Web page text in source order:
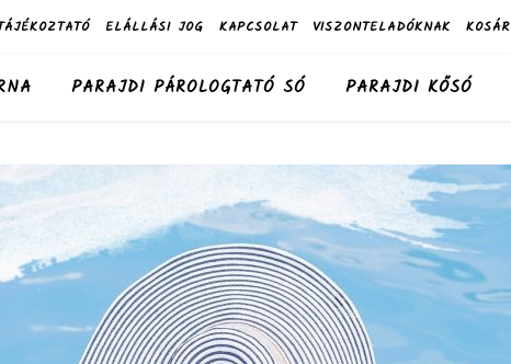
ELÁLLÁSI JOG KAPCSOLAT VISZONTELADÓKNAK KOSÁR
PARAJDI PÁROLOGTATÓ SÓ PARAJDI KŐSÓ